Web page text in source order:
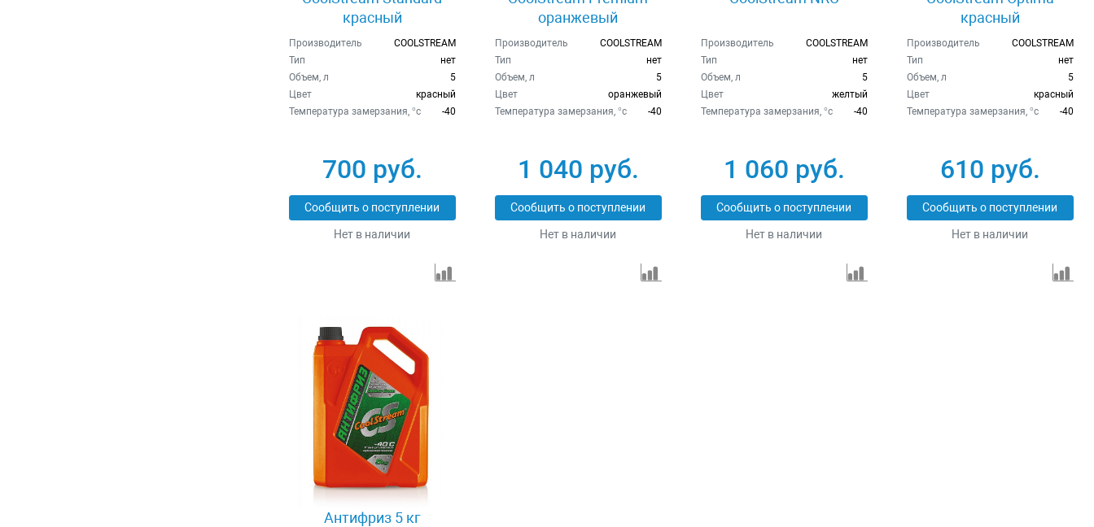
красный
Производитель
COOLSTREAM
Тип
нет
Объем, л
5
Цвет
красный
Температура замерзания, °c
-40
700 руб.
Сообщить о поступлении
Нет в наличии
оранжевый
Производитель
COOLSTREAM
Тип
нет
Объем, л
5
Цвет
оранжевый
Температура замерзания, °c
-40
1 040 руб.
Сообщить о поступлении
Нет в наличии
Производитель
COOLSTREAM
Тип
нет
Объем, л
5
Цвет
желтый
Температура замерзания, °c
-40
1 060 руб.
Сообщить о поступлении
Нет в наличии
красный
Производитель
COOLSTREAM
Тип
нет
Объем, л
5
Цвет
красный
Температура замерзания, °c
-40
610 руб.
Сообщить о поступлении
Нет в наличии
Антифриз 5 кг